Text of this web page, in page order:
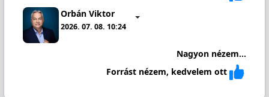
Orbán Viktor
2026. 07. 08. 10:24
Nagyon nézem...
Forrást nézem, kedvelem ott